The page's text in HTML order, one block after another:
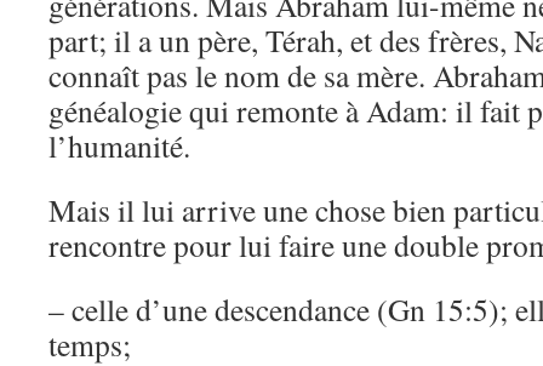
part; il a un père, Térah, et des frères,
connaît pas le nom de sa mère.
généalogie qui remonte à Adam: il fait
l’humanité.
Mais il lui arrive une chose bien
rencontre pour lui faire une double
– celle d’une descendance (Gn 15:5);
temps;